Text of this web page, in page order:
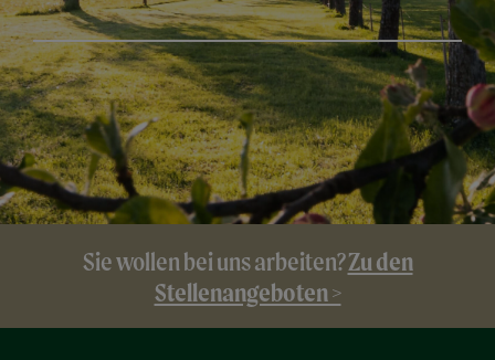
Sie wollen bei uns arbeiten?Zu den
Stellenangeboten >